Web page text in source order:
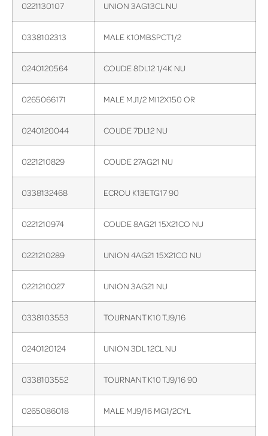
0221130107 UNION 3AG13CL NU
0338102313 MALE K10MBSPCT1/2
0240120564 COUDE 8DL12 1/4K NU
0265066171 MALE MJ1/2 MI12X150 OR
0240120044 COUDE 7DL12 NU
0221210829 COUDE 27AG21 NU
0338132468 ECROU K13ETG17 90
0221210974 COUDE 8AG21 15X21CO NU
0221210289 UNION 4AG21 15X21CO NU
0221210027 UNION 3AG21 NU
0338103553 TOURNANT K10 TJ9/16
0240120124 UNION 3DL 12CL NU
0338103552 TOURNANT K10 TJ9/16 90
0265086018 MALE MJ9/16 MG1/2CYL